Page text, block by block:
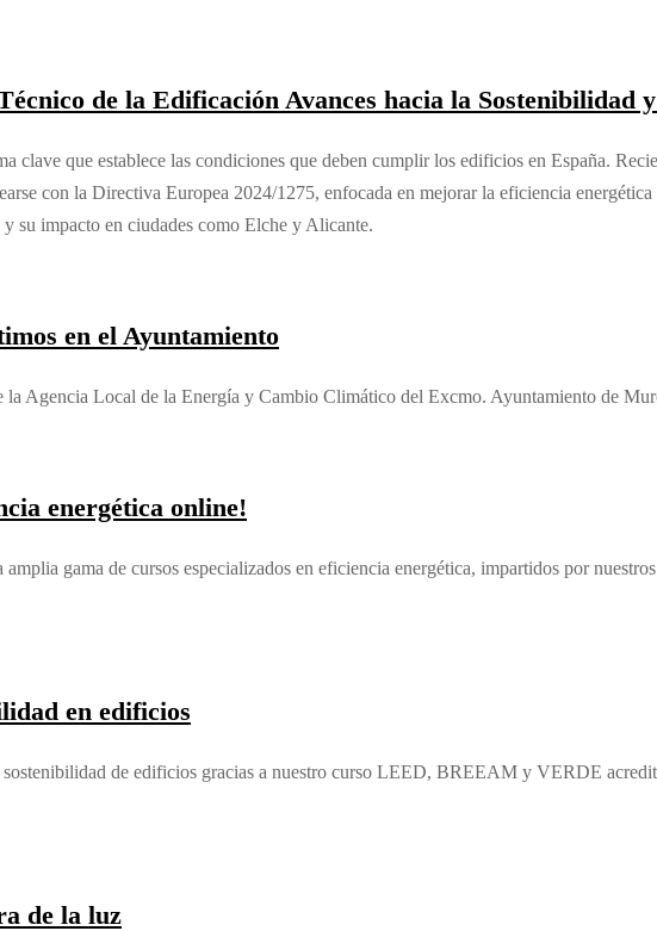
de la Edificación Avances hacia la Sostenibilidad
clave que establece las condiciones que deben cumplir los edificios en España.
con la Directiva Europea 2024/1275, enfocada en mejorar la eficiencia
su impacto en ciudades como Elche y Alicante.
en el Ayuntamiento
Agencia Local de la Energía y Cambio Climático del Excmo. Ayuntamiento de
energética online!
gama de cursos especializados en eficiencia energética, impartidos por
en edificios
de edificios gracias a nuestro curso LEED, BREEAM y VERDE
de la luz